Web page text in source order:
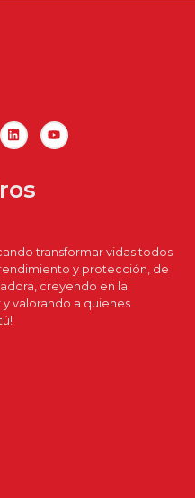
transformar vidas todos
y protección, de
creyendo en la
valorando a quienes